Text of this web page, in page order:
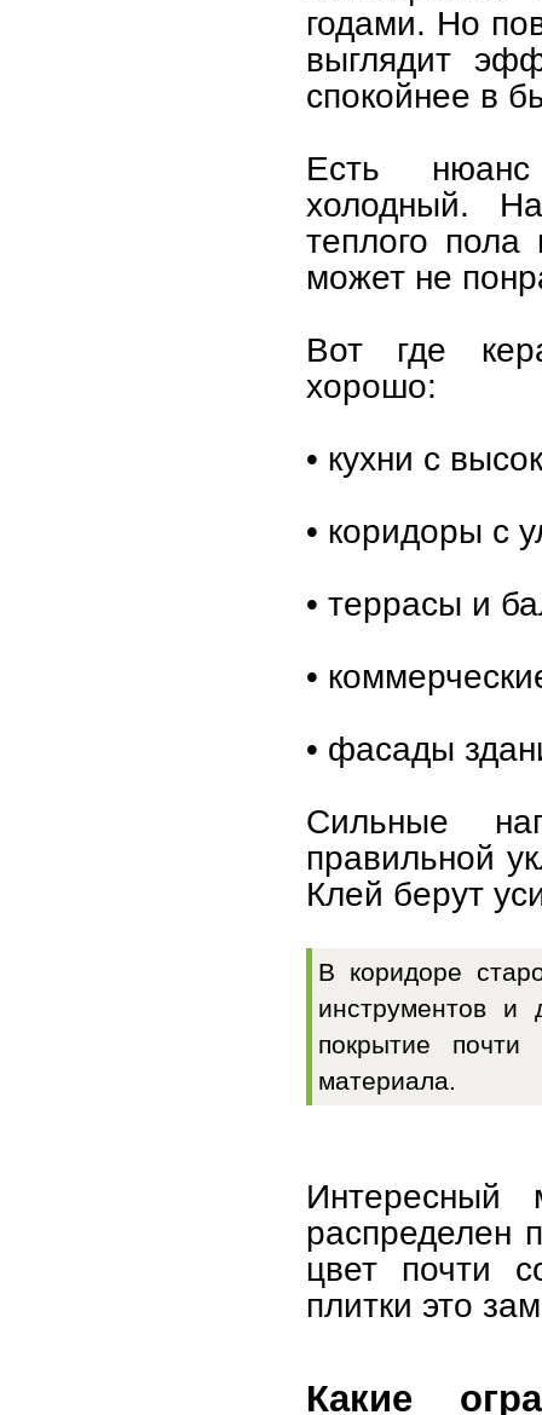
годами. Но
выглядит
спокойнее в
Есть
холодный.
теплого
может не
Вот где
хорошо:
• кухни с
• коридоры с
• террасы и
•
• фасады
Сильные
правильной
Клей берут
В коридоре
инструментов и
покрытие
материала.
Интересный
распределен
цвет почти
плитки это
Какие